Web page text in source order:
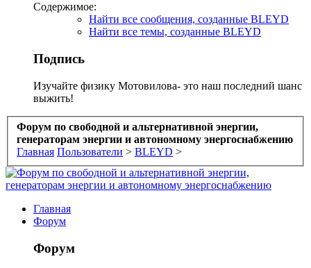
Содержимое:
Найти все сообщения, созданные BLEYD
Найти все темы, созданные BLEYD
Подпись
Изучайте физику Мотовилова- это наш последний шанс
выжить!
Форум по свободной и альтернативной энергии,
генераторам энергии и автономному энергоснабжению
Главная Пользователи > BLEYD >
Главная
Форум
Форум